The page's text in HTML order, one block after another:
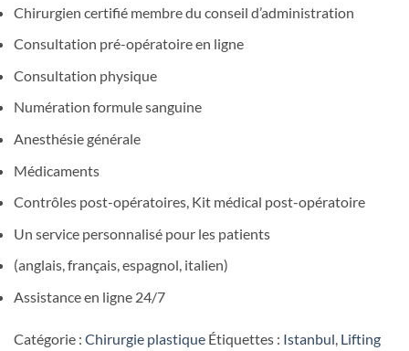
Chirurgien certifié membre du conseil d’administration
Consultation pré-opératoire en ligne
Consultation physique
Numération formule sanguine
Anesthésie générale
Médicaments
Contrôles post-opératoires, Kit médical post-opératoire
Un service personnalisé pour les patients
(anglais, français, espagnol, italien)
Assistance en ligne 24/7
Catégorie : Chirurgie plastique Étiquettes : Istanbul, Lifting